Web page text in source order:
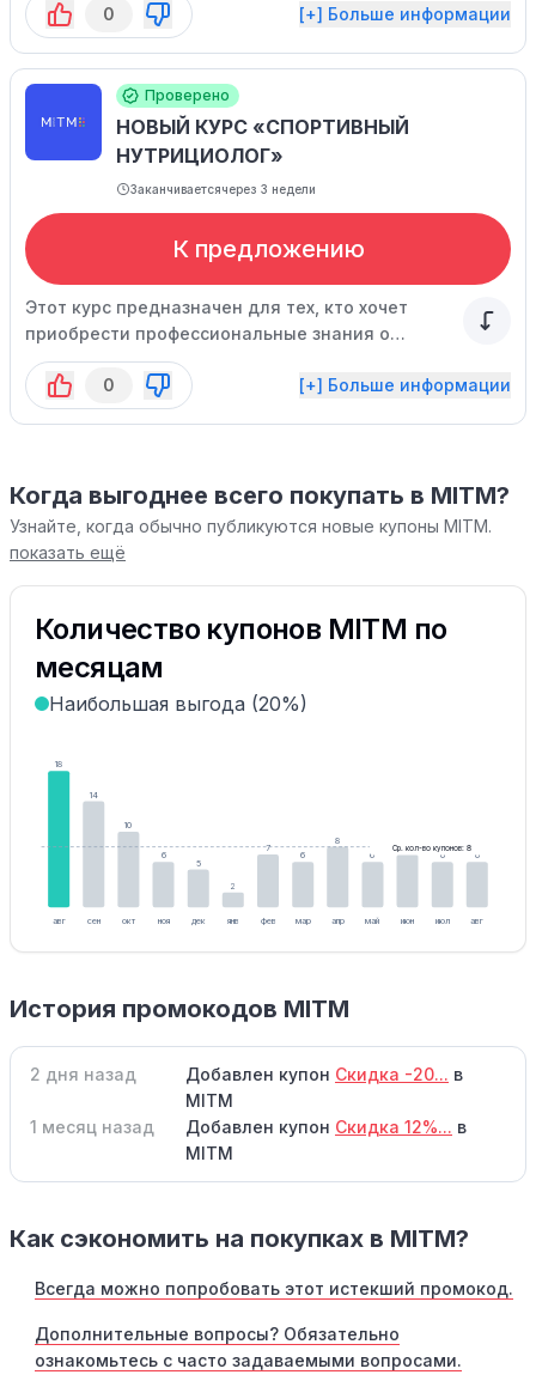
и научиться работать с платформой Unity. Вы
узнаете, как создавать 2D и 3D игры, работать с
графикой и звуком, а также как добавить
многопользовательские режимы.
0 [+] Больше информации
Проверено
НОВЫЙ КУРС «СПОРТИВНЫЙ
НУТРИЦИОЛОГ»
Заканчиваетсячерез 3 недели
К предложению
Этот курс предназначен для тех, кто хочет
приобрести профессиональные знания о
питании для достижения спортивных целей,
таких как увеличение мышечной массы,
улучшение выносливости или снижение веса.
0 [+] Больше информации
Когда выгоднее всего покупать в MITM?
Узнайте, когда обычно публикуются новые купоны MITM.
показать ещё
Количество купонов MITM по
месяцам
Наибольшая выгода (20%)
18
авг
14
сен
10
окт
6
ноя
5
дек
2
янв
7
фев
6
мар
8
апр
6
май
7
июн
6
июл
6
авг
Ср. кол-во купонов: 8
История промокодов MITM
2 дня назад Добавлен купон Скидка -20... в
MITM
1 месяц назад
Добавлен купон Скидка 12%... в
MITM
Как сэкономить на покупках в MITM?
Всегда можно попробовать этот истекший промокод.
Дополнительные вопросы? Обязательно
ознакомьтесь с часто задаваемыми вопросами.